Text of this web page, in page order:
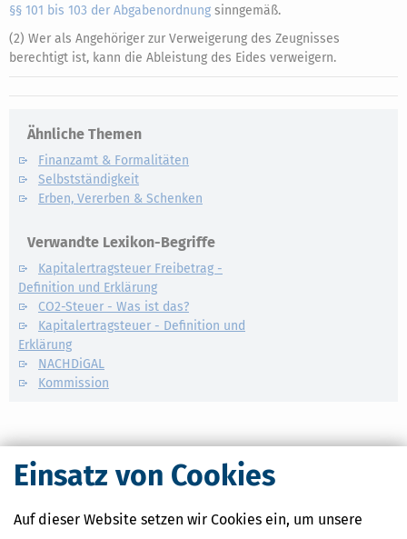
Einsatz von Cookies
Auf dieser Website setzen wir Cookies ein, um unsere
§§ 101 bis 103 der Abgabenordnung sinngemäß.
(2) Wer als Angehöriger zur Verweigerung des Zeugnisses
berechtigt ist, kann die Ableistung des Eides verweigern.
Ähnliche Themen
Finanzamt & Formalitäten
Selbstständigkeit
Erben, Vererben & Schenken
Verwandte Lexikon-Begriffe
Kapitalertragsteuer Freibetrag -
Definition und Erklärung
CO2-Steuer - Was ist das?
Kapitalertragsteuer - Definition und
Erklärung
NACHDiGAL
Kommission